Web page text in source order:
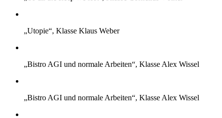
„Utopie“, Klasse Klaus Weber
„Bistro AGI und normale Arbeiten“, Klasse Alex Wissel
„Bistro AGI und normale Arbeiten“, Klasse Alex Wissel